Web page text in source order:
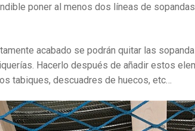
poner al menos dos líneas de
acabado se podrán quitar las
Hacerlo después de añadir estos
tabiques, descuadres de huecos, etc…